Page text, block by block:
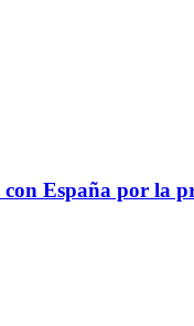
con España por la